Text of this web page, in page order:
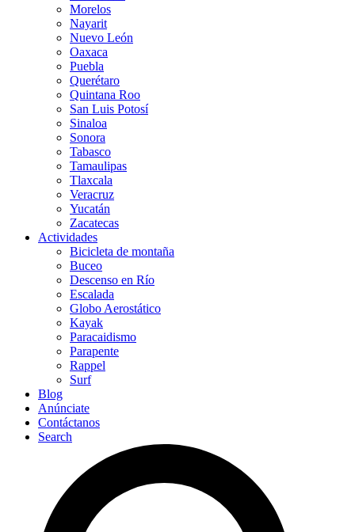
Morelos
Nayarit
Nuevo León
Oaxaca
Puebla
Querétaro
Quintana Roo
San Luis Potosí
Sinaloa
Sonora
Tabasco
Tamaulipas
Tlaxcala
Veracruz
Yucatán
Zacatecas
Actividades
Bicicleta de montaña
Buceo
Descenso en Río
Escalada
Globo Aerostático
Kayak
Paracaidismo
Parapente
Rappel
Surf
Blog
Anúnciate
Contáctanos
Search